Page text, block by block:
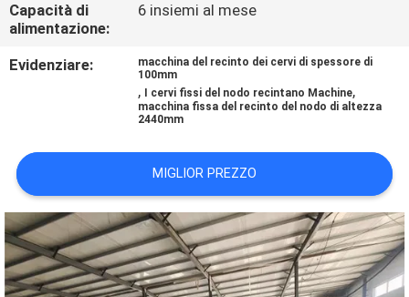
CONTATTICI
CITAZIONE
MAPPA
DEL
SITO
Capacità di
alimentazione:
6 insiemi al mese
Evidenziare:
macchina del recinto dei cervi di spessore di
100mm
, I cervi fissi del nodo recintano Machine,
macchina fissa del recinto del nodo di altezza
2440mm
MIGLIOR PREZZO